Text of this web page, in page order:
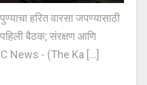
हरित वारसा जपण्यासाठी
बैठक; संरक्षण आणि
News - (The Ka [...]